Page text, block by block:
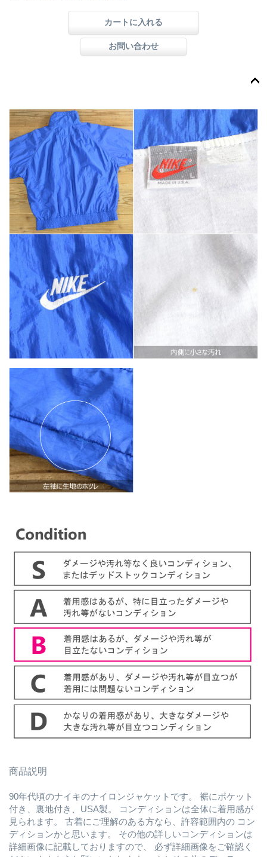
商品説明
90年代頃のナイキのナイロンジャケットです。 裾にポケット
付き、裏地付き、USA製。 コンディションは全体に着用感が
見られます。 古着にご理解のある方なら、許容範囲内の コン
ディションかと思います。 その他の詳しいコンディションは
詳細画像に記載しておりますので、 必ず詳細画像をご確認く